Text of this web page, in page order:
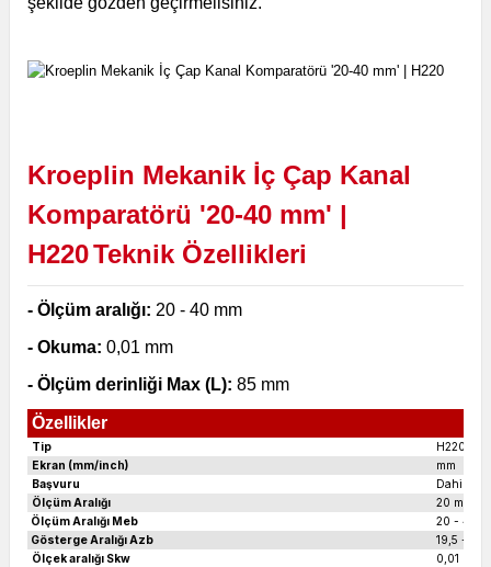
Kroeplin Mekanik İç Çap Kanal
Komparatörü '20-40 mm' |
H220Teknik Özellikleri
- Ölçüm aralığı: 20 - 40 mm
- Okuma: 0,01 mm
- Ölçüm derinliği Max (L): 85 mm
Özellikler
Tip
H220
Ekran (mm/inch)
mm
Başvuru
Dahili
Ölçüm Aralığı
20 mm
Ölçüm Aralığı Meb
20 - 40
Gösterge Aralığı Azb
19,5 -
Ölçek aralığı Skw
0,01 mm